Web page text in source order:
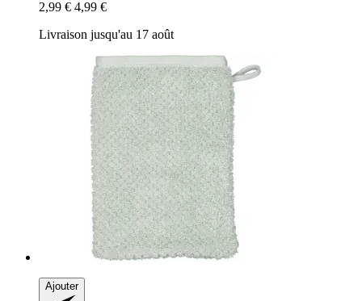
2,99 € 4,99 €
Livraison jusqu'au 17 août
Ajouter